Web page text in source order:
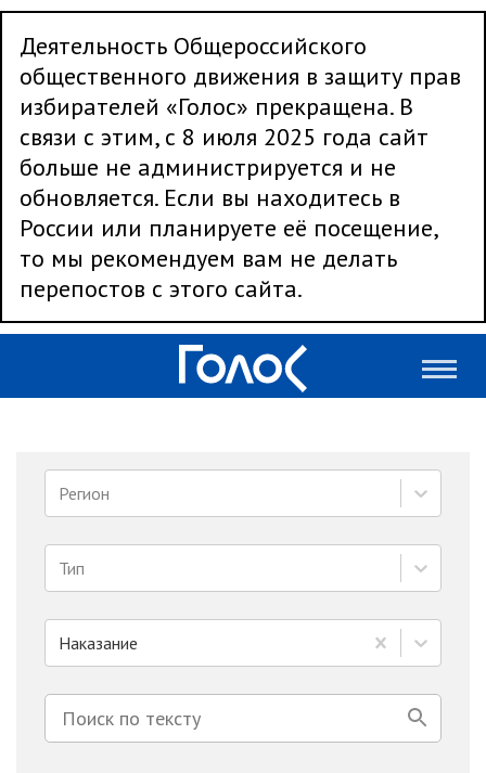
Деятельность Общероссийского
общественного движения в защиту прав
избирателей «Голос» прекращена. В
связи с этим, с 8 июля 2025 года сайт
больше не администрируется и не
обновляется. Если вы находитесь в
России или планируете её посещение,
то мы рекомендуем вам не делать
перепостов с этого сайта.
Регион
Тип
Наказание